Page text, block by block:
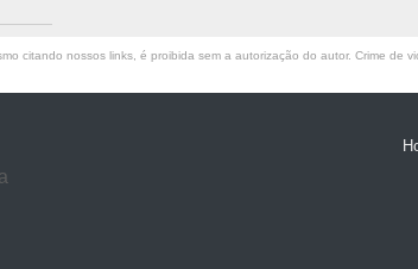
Exame de Tomografia
Tomografia
citando nossos links, é proibida sem a autorização do autor. Crime de